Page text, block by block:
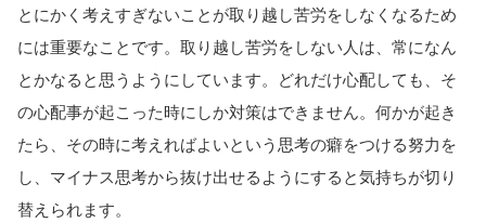
とにかく考えすぎないことが取り越し苦労をしなくなるため
には重要なことです。取り越し苦労をしない人は、常になん
とかなると思うようにしています。どれだけ心配しても、そ
の心配事が起こった時にしか対策はできません。何かが起き
たら、その時に考えればよいという思考の癖をつける努力を
し、マイナス思考から抜け出せるようにすると気持ちが切り
替えられます。